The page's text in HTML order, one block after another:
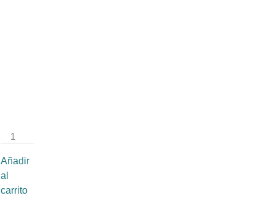
Añadir
al
carrito